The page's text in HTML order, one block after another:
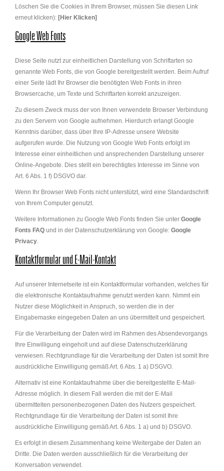
Löschen Sie die Cookies in Ihrem Browser, müssen Sie diesen Link
erneut klicken): [Hier Klicken]
Google Web Fonts
Diese Seite nutzt zur einheitlichen Darstellung von Schriftarten so
genannte Web Fonts, die von Google bereitgestellt werden. Beim Aufruf
einer Seite lädt Ihr Browser die benötigten Web Fonts in ihren
Browsercache, um Texte und Schriftarten korrekt anzuzeigen.
Zu diesem Zweck muss der von Ihnen verwendete Browser Verbindung
zu den Servern von Google aufnehmen. Hierdurch erlangt Google
Kenntnis darüber, dass über Ihre IP-Adresse unsere Website
aufgerufen wurde. Die Nutzung von Google Web Fonts erfolgt im
Interesse einer einheitlichen und ansprechenden Darstellung unserer
Online-Angebote. Dies stellt ein berechtigtes Interesse im Sinne von
Art. 6 Abs. 1 f) DSGVO dar.
Wenn Ihr Browser Web Fonts nicht unterstützt, wird eine Standardschrift
von Ihrem Computer genutzt.
Weitere Informationen zu Google Web Fonts finden Sie unter Google
Fonts FAQ und in der Datenschutzerklärung von Google: Google
Privacy.
Kontaktformular und E-Mail-Kontakt
Auf unserer Internetseite ist ein Kontaktformular vorhanden, welches für
die elektronische Kontaktaufnahme genutzt werden kann. Nimmt ein
Nutzer diese Möglichkeit in Anspruch, so werden die in der
Eingabemaske eingegeben Daten an uns übermittelt und gespeichert.
Für die Verarbeitung der Daten wird im Rahmen des Absendevorgangs
Ihre Einwilligung eingeholt und auf diese Datenschutzerklärung
verwiesen. Rechtgrundlage für die Verarbeitung der Daten ist somit Ihre
ausdrückliche Einwilligung gemäß Art. 6 Abs. 1 a) DSGVO.
Alternativ ist eine Kontaktaufnahme über die bereitgestellte E-Mail-
Adresse möglich. In diesem Fall werden die mit der E-Mail
übermittelten personenbezogenen Daten des Nutzers gespeichert.
Rechtgrundlage für die Verarbeitung der Daten ist somit Ihre
ausdrückliche Einwilligung gemäß Art. 6 Abs. 1 a) und b) DSGVO.
Es erfolgt in diesem Zusammenhang keine Weitergabe der Daten an
Dritte. Die Daten werden ausschließlich für die Verarbeitung der
Konversation verwendet.